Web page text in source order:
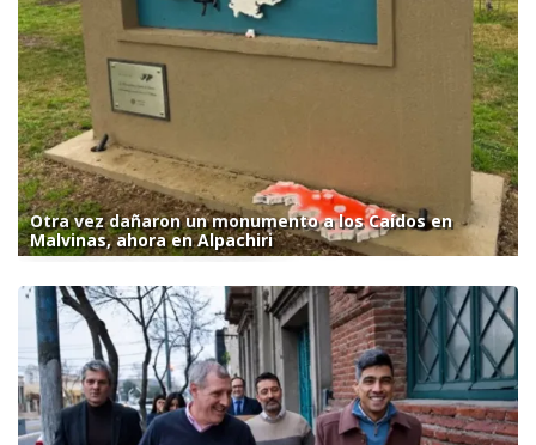
Otra vez dañaron un monumento a los Caídos en
Malvinas, ahora en Alpachiri